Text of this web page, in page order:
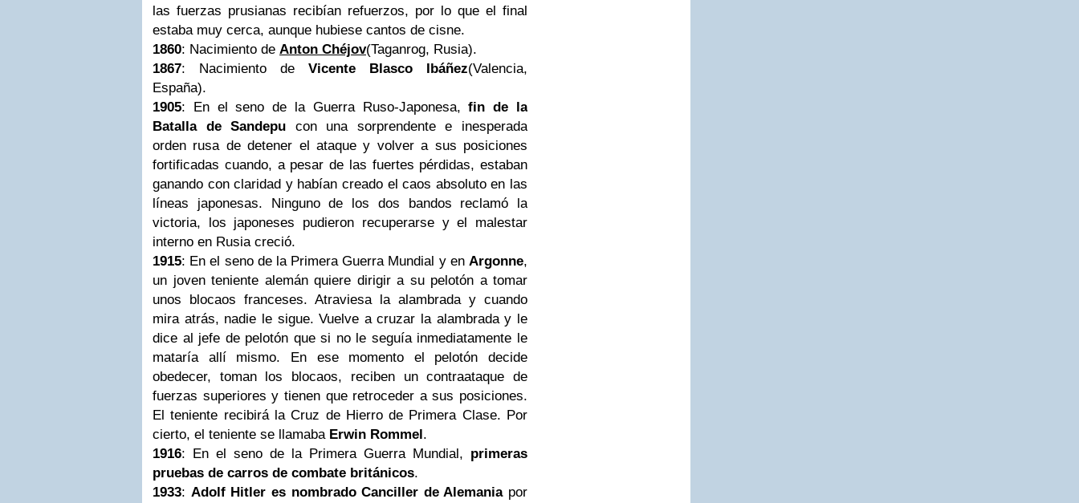
las fuerzas prusianas recibían refuerzos, por lo que el final
estaba muy cerca, aunque hubiese cantos de cisne.
1860: Nacimiento de Anton Chéjov(Taganrog, Rusia).
1867: Nacimiento de Vicente Blasco Ibáñez(Valencia,
España).
1905: En el seno de la Guerra Ruso-Japonesa,fin de la
Batalla de Sandepu con una sorprendente e inesperada
orden rusa de detener el ataque y volver a sus posiciones
fortificadas cuando, a pesar de las fuertes pérdidas, estaban
ganando con claridad y habían creado el caos absoluto en las
líneas japonesas. Ninguno de los dos bandos reclamó la
victoria, los japoneses pudieron recuperarse y el malestar
interno en Rusia creció.
1915: En el seno de la Primera Guerra Mundial y en Argonne,
un joven teniente alemán quiere dirigir a su pelotón a tomar
unos blocaos franceses. Atraviesa la alambrada y cuando
mira atrás, nadie le sigue. Vuelve a cruzar la alambrada y le
dice al jefe de pelotón que si no le seguía inmediatamente le
mataría allí mismo. En ese momento el pelotón decide
obedecer, toman los blocaos, reciben un contraataque de
fuerzas superiores y tienen que retroceder a sus posiciones.
El teniente recibirá la Cruz de Hierro de Primera Clase. Por
cierto, el teniente se llamaba Erwin Rommel.
1916: En el seno de la Primera Guerra Mundial, primeras
pruebas de carros de combate británicos.
1933: Adolf Hitler es nombrado Canciller de Alemaniapor